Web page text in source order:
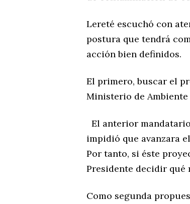
Lereté escuchó con
postura que tendrá
acción bien definidos.
El primero, buscar el
Ministerio de
El anterior
impidió que avanzara
Por tanto, si éste
Presidente decidir qué
Como segunda